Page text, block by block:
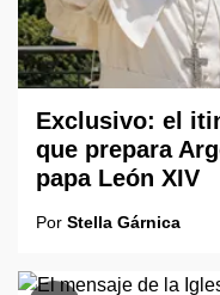
Exclusivo: el
que prepara
papa León XIV
Por Stella Gárnica